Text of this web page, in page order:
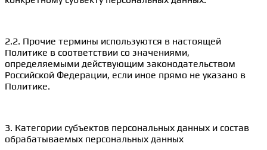
2.2. Прочие термины используются в настоящей
Политике в соответствии со значениями,
определяемыми действующим законодательством
Российской Федерации, если иное прямо не указано в
Политике.
3. Категории субъектов персональных данных и состав
обрабатываемых персональных данных